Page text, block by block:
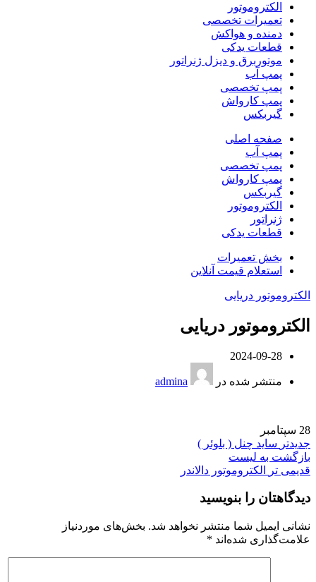
الکتروموتور
تعمیرات تخصصی
دمنده و هواکش
قطعات یدکی
موتوربرق و دیزل ژنراتور
پمپ آب
پمپ تخصصی
پمپ کارواش
گیربکس
صفحه اصلی
پمپ آب
پمپ تخصصی
پمپ کارواش
گیربکس
الکتروموتور
ژنراتور
قطعات یدکی
بخش تعمیرات
استعلام قیمت آنلاین
الکتروموتور دریایی
الکتروموتور دریایی
2024-09-28
منتشر شده در admina
28 سپتامبر
جدیدتر ساید چنل ( بلوئر )
بازگشت به لیست
قدیمی تر
الکتروموتور دالاندر
دیدگاهتان را بنویسید
نشانی ایمیل شما منتشر نخواهد شد. بخش‌های موردنیاز
علامت‌گذاری شده‌اند *